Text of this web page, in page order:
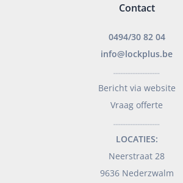
Contact
0494/30 82 04
info@lockplus.be
Bericht via website
Vraag offerte
LOCATIES:
Neerstraat 28
9636 Nederzwalm